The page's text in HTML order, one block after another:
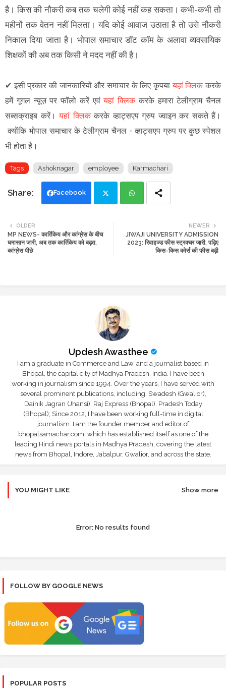
है। किस की नौकरी कब तक चलेगी कोई नहीं कह सकता। कभी-कभी तो
महीनों तक वेतन नहीं मिलता। यदि कोई आवाज उठाता है तो उसे नौकरी
निकाल दिया जाता है। भोपाल समाचार डॉट कॉम के अलावा व्यवसायिक
शिक्षकों की अब तक किसी ने मदद नहीं की है।
✔ इसी प्रकार की जानकारियों और समाचार के लिए कृपयायहां क्लिक करके
हमें गूगल न्यूज़ पर फॉलो करें एवंयहां क्लिक करके हमारा टेलीग्राम चैनल
सब्सक्राइब करें।यहां क्लिककरके व्हाट्सएप ग्रुप ज्वाइन कर सकते हैं ।
क्योंकि भोपाल समाचार के टेलीग्राम चैनल - व्हाट्सएप ग्रुपपर कुछ स्पेशल
भी होता है।
Tags Ashoknagar employee Karmachari
Facebook
tte ats
NEWER
JIWAJI UNIVERSITY ADMISSION
2023: रिवाइज्ड फीस स्ट्रक्चर जारी, पढ़िए
किस-किस कोर्स की फीस बढ़ी
OLDER
MP NEWS- कार्तिकेय और कांग्रेस के बीच
घमासान जारी, अब तक कार्तिकेय को बढ़त,
कांग्रेस पीछे
Updesh Awasthee
I am a graduate in Commerce and Law, and a journalist based in
Bhopal, the capital city of Madhya Pradesh, India. I have been
working in journalism since 1994. Over the years, I have served with
several prominent publications, including: Swadesh (Gwalior),
Dainik Jagran (Jhansi), Raj Express (Bhopal), Pradesh Today
(Bhopal); Since 2012, I have been working full-time in digital
journalism. I am the founder member and editor of
bhopalsamachar.com, which has established itself as one of the
leading Hindi news portals in Madhya Pradesh, covering the latest
news from Bhopal, Indore, Jabalpur, Gwalior, and across the state.
YOU MIGHT LIKE Show more
Error: No results found
FOLLOW BY GOOGLE NEWS
POPULAR POSTS